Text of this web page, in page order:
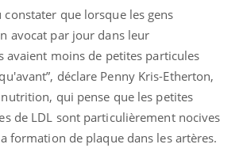
constater que lorsque les gens
avocat par jour dans leur
avaient moins de petites particules
qu'avant”, déclare Penny Kris-Etherton,
qui pense que les petites
de LDL sont particulièrement nocives
formation de plaque dans les artères.